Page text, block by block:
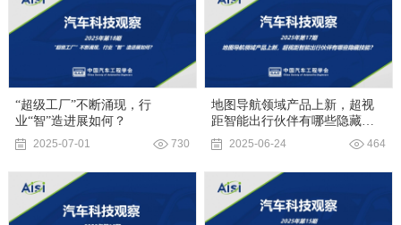
“超级工厂”不断涌现，行
业“智”造进展如何？
2025-07-01 730
地图导航领域产品上新，超视
距智能出行伙伴有哪些隐藏技
能？
2025-06-24 464